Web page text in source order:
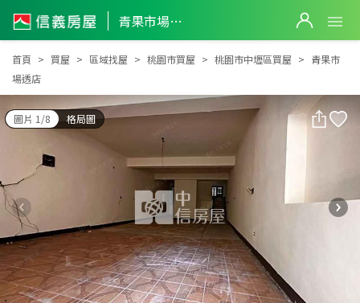
青果市場透店
青果市場透店
首頁 買屋 區域找屋 桃園市買屋 桃園市中壢區買屋
青果市
場透店
圖片 1/8 格局圖